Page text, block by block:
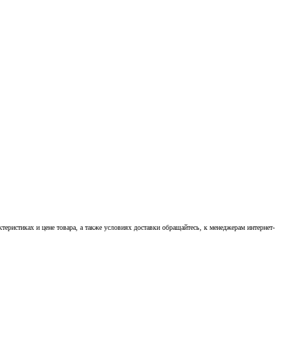
и цене товара, а также условиях доставки обращайтесь, к менеджерам интернет-